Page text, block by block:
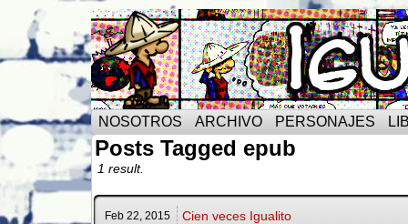
NOSOTROS ARCHIVO PERSONAJES
Posts Tagged epub
1 result.
Feb 22, 2015 Cien veces Igualito